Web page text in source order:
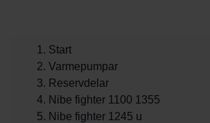
Start
Varmepumpar
Reservdelar
Nibe fighter 1100 1355
Nibe fighter 1245 u